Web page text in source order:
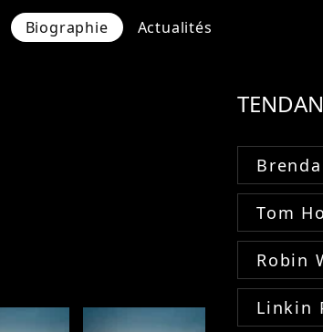
Biographie Actualités
Tom
Robin
Linkin